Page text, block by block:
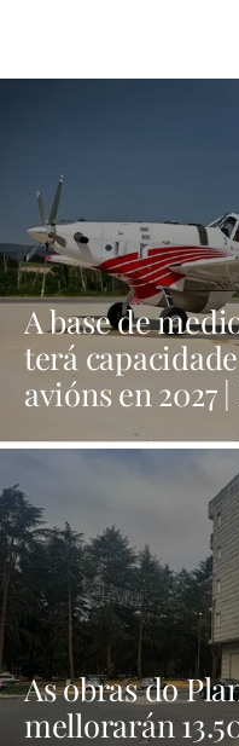
A base de
terá
avións en 2027
As obras do
mellorarán